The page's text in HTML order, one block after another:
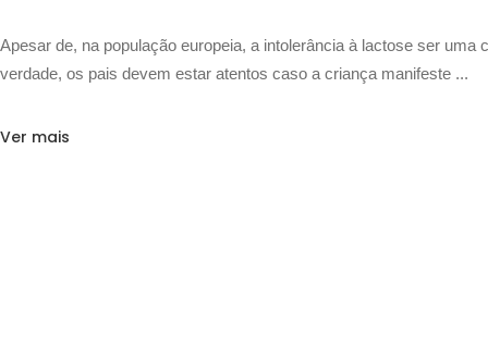
Apesar de, na população europeia, a intolerância à lactose ser
verdade, os pais devem estar atentos caso a criança manifeste
Ver mais